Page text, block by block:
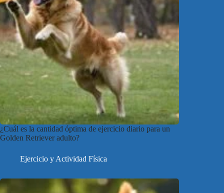
¿Cuál es la cantidad óptima de ejercicio diario para un
Golden Retriever adulto?
Ejercicio y Actividad Física